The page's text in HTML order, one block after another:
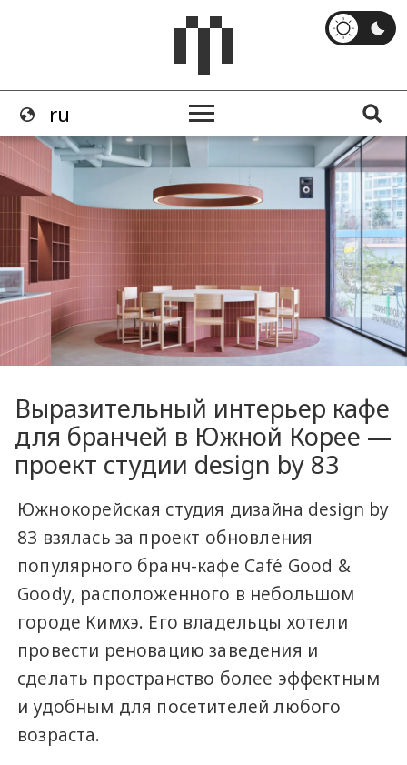
Выразительный интерьер кафе
для бранчей в Южной Корее —
проект студии design by 83
Южнокорейская студия дизайна design by
83 взялась за проект обновления
популярного бранч-кафе Café Good &
Goody, расположенного в небольшом
городе Кимхэ. Его владельцы хотели
провести реновацию заведения и
сделать пространство более эффектным
и удобным для посетителей любого
возраста.